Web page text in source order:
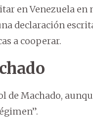
en Venezuela en
declaración
a cooperar.
de Machado,